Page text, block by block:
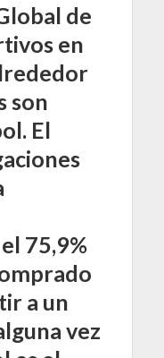
de
en
son
El
75,9%
a un
vez